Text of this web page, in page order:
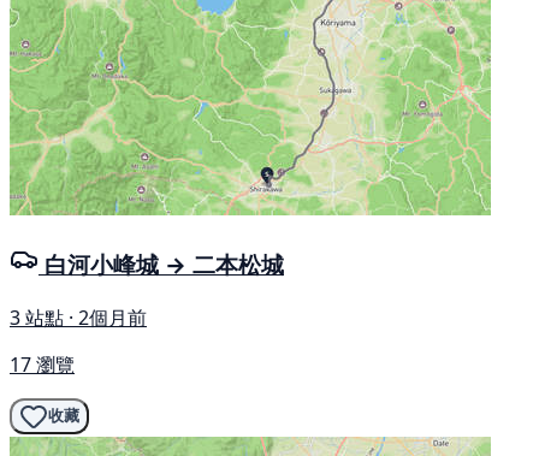
白河小峰城 → 二本松城
3 站點 · 2個月前
17 瀏覽
收藏